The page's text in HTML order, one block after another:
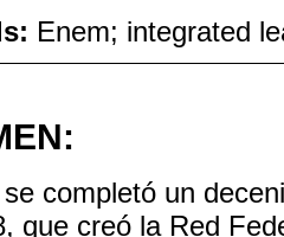
Enem; integrated
completó un
que creó la Red